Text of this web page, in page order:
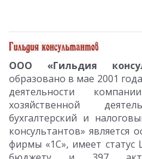
ООО «Гильдия
образовано в мае 2001
деятельности
хозяйственной
бухгалтерский и
консультантов»
фирмы «1С», имеет